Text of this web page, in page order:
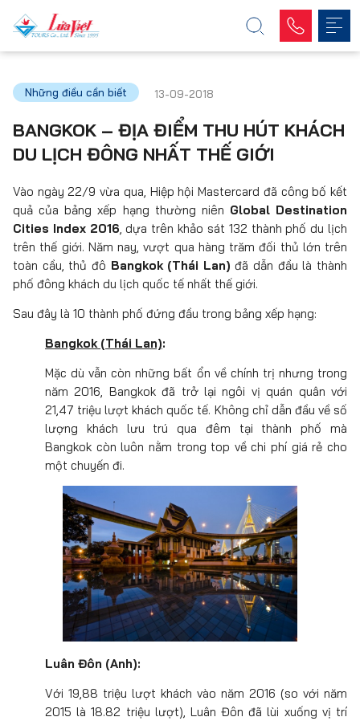
Những điều cần biết 13-09-2018
BANGKOK – ĐỊA ĐIỂM THU HÚT KHÁCH
DU LỊCH ĐÔNG NHẤT THẾ GIỚI
Vào ngày 22/9 vừa qua, Hiệp hội Mastercard đã công bố kết
quả của bảng xếp hạng thường niên Global Destination
Cities Index 2016, dựa trên khảo sát 132 thành phố du lịch
trên thế giới. Năm nay, vượt qua hàng trăm đối thủ lớn trên
toàn cầu, thủ đô Bangkok (Thái Lan) đã dẫn đầu là thành
phố đông khách du lịch quốc tế nhất thế giới.
Sau đây là 10 thành phố đứng đầu trong bảng xếp hạng:
Bangkok (Thái Lan):
Mặc dù vẫn còn những bất ổn về chính trị nhưng trong
năm 2016, Bangkok đã trở lại ngôi vị quán quân với
21,47 triệu lượt khách quốc tế. Không chỉ dẫn đầu về số
lượng khách lưu trú qua đêm tại thành phố mà
Bangkok còn luôn nằm trong top về chi phí giá rẻ cho
một chuyến đi.
Luân Đôn (Anh):
Với 19,88 triệu lượt khách vào năm 2016 (so với năm
2015 là 18.82 triệu lượt), Luân Đôn đã lùi xuống vị trí